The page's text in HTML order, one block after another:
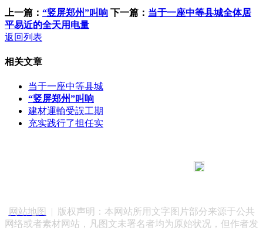
上一篇： “竖屏郑州”叫响 下一篇： 当于一座中等县城全体居
平易近的全天用电量
返回列表
相关文章
当于一座中等县城
“竖屏郑州”叫响
建材運輸受誤工期
充实践行了担任实
网站地图
| 版权声明：本网站所用文字图片部分来源于公共
网络或者素材网站，凡图文未署名者均为原始状况，但作者发